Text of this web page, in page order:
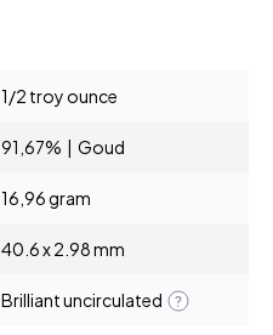
1/2 troy ounce
91,67% | Goud
16,96 gram
40.6 x 2.98 mm
Brilliant uncirculated